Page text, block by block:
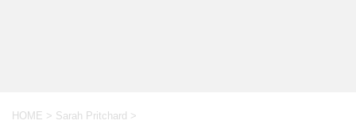
HOME > Sarah Pritchard >